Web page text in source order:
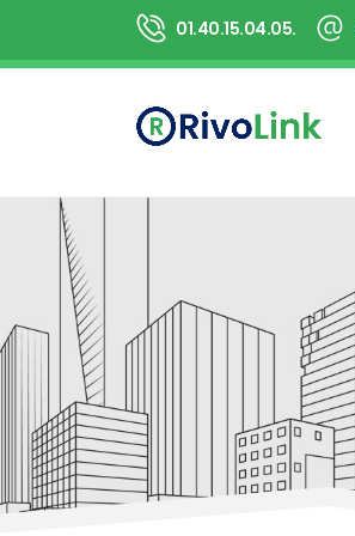
01.40.15.04.05.
Panneau de gestion des cookies